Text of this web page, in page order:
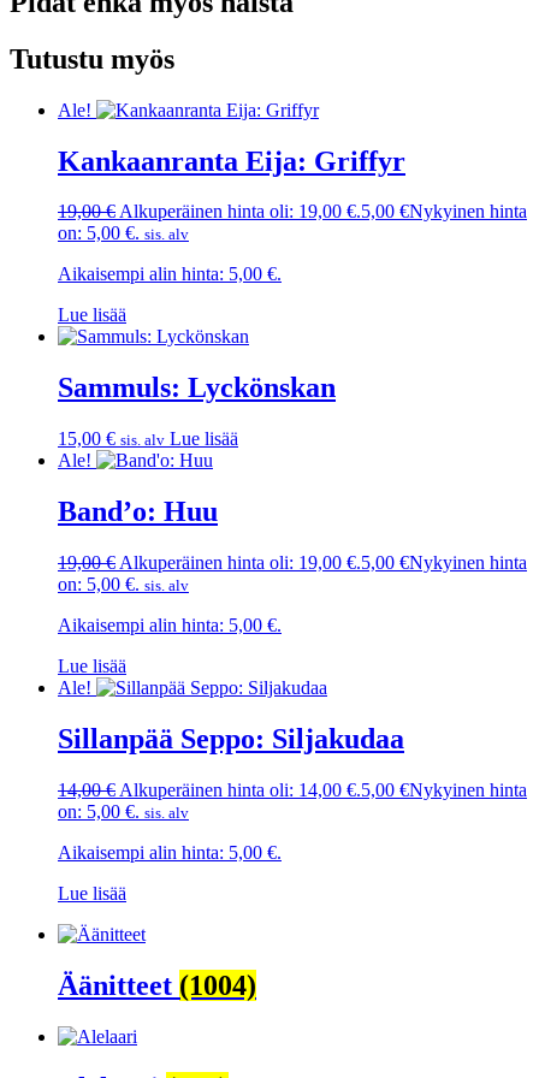
Tutustu myös
Ale!
Kankaanranta Eija: Griffyr
19,00€Alkuperäinen hinta oli: 19,00 €.5,00 €Nykyinen hinta
on: 5,00 €. sis. alv
Aikaisempi alin hinta: 5,00 €.
Lue lisää
Sammuls: Lyckönskan
15,00 € sis. alv Lue lisää
Ale!
Band’o: Huu
19,00€ Alkuperäinen hinta oli: 19,00 €.5,00 €Nykyinen hinta
on: 5,00 €. sis. alv
Aikaisempi alin hinta: 5,00 €.
Lue lisää
Ale!
Sillanpää Seppo: Siljakudaa
14,00€ Alkuperäinen hinta oli: 14,00 €.5,00 €Nykyinen hinta
on: 5,00 €. sis. alv
Aikaisempi alin hinta: 5,00 €.
Lue lisää
Äänitteet (1004)